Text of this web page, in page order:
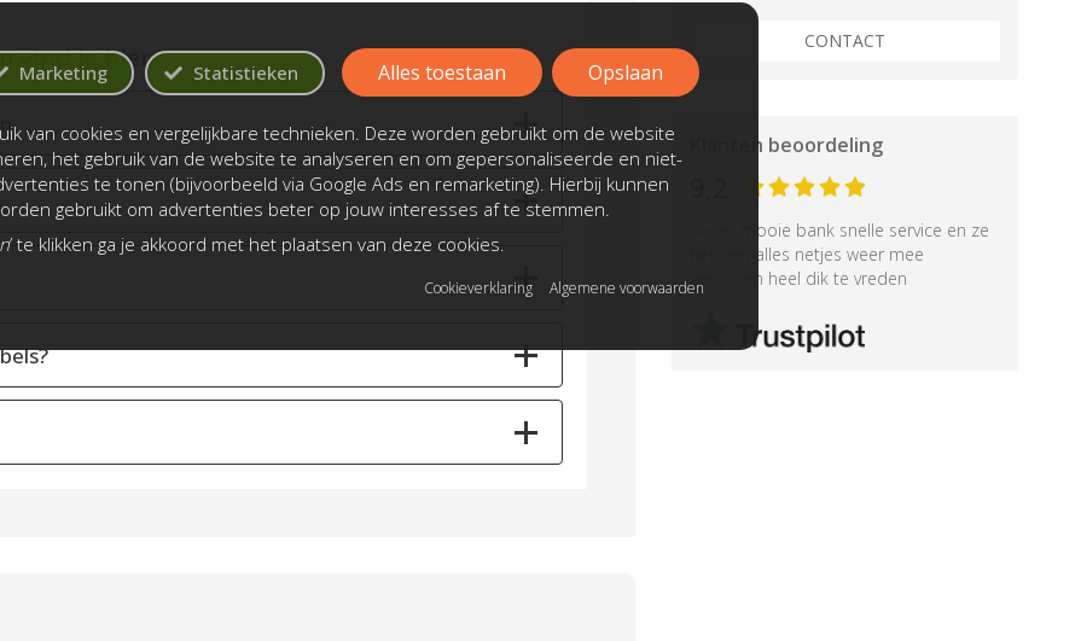
vind je hier
CONTACT
Klanten beoordeling
Super mooie bank snelle service en ze
hebben alles netjes weer mee
genomen heel dik te vreden
Marketing Statistieken
van cookies en vergelijkbare technieken. Deze worden gebruikt om de website
het gebruik van de website te analyseren en om gepersonaliseerde en niet-
te tonen (bijvoorbeeld via Google Ads en remarketing). Hierbij kunnen
gebruikt om advertenties beter op jouw interesses af te stemmen.
’ te klikken ga je akkoord met het plaatsen van deze cookies.
Alles toestaan Opslaan
Cookieverklaring Algemene voorwaarden